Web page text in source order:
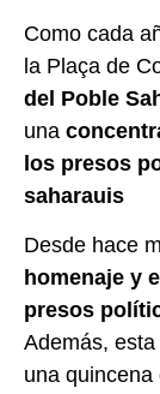
Como cada
la Plaça de
del Poble
una
los presos
saharauis
Desde hace
homenaje y
presos
Además,
una